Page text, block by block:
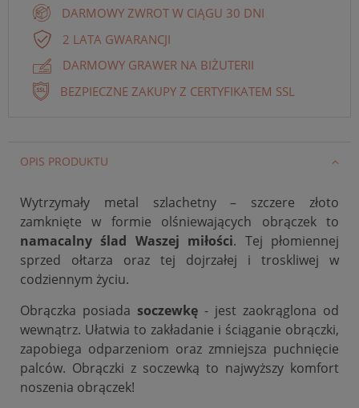
DARMOWY ZWROT W CIĄGU 30 DNI
2 LATA GWARANCJI
DARMOWY GRAWER NA BIŻUTERII
BEZPIECZNE ZAKUPY Z CERTYFIKATEM SSL
OPIS PRODUKTU
Wytrzymały metal szlachetny – szczere złoto
zamknięte w formie olśniewających obrączek to
namacalny ślad Waszej miłości. Tej płomiennej
sprzed ołtarza oraz tej dojrzałej i troskliwej w
codziennym życiu.
Obrączka posiada soczewkę - jest zaokrąglona od
wewnątrz. Ułatwia to zakładanie i ściąganie obrączki,
zapobiega odparzeniom oraz zmniejsza puchnięcie
palców. Obrączki z soczewką to najwyższy komfort
noszenia obrączek!